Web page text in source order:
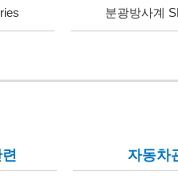
분광방사계
자동차